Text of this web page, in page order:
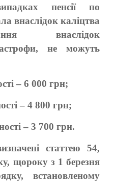
пенсії по
внаслідок каліцтва
внаслідок
не можуть
– 6 000 грн;
– 4 800 грн;
– 3 700 грн.
статтею 54,
щороку з 1 березня
встановленому